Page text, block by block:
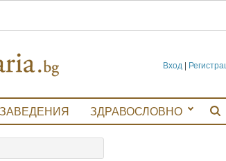
Вход |
ЗАВЕДЕНИЯ ЗДРАВОСЛОВНО